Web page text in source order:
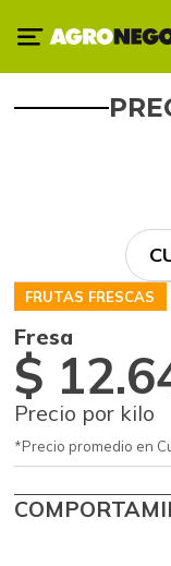
FRUTAS FRESCAS
Fresa
$
Precio por kilo
*Precio promedio en